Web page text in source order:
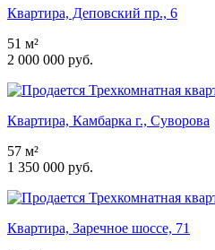
Квартира, Деповский пр., 6
51 м²
2 000 000 руб.
Квартира, Камбарка г., Суворова
57 м²
1 350 000 руб.
Квартира, Заречное шоссе, 71